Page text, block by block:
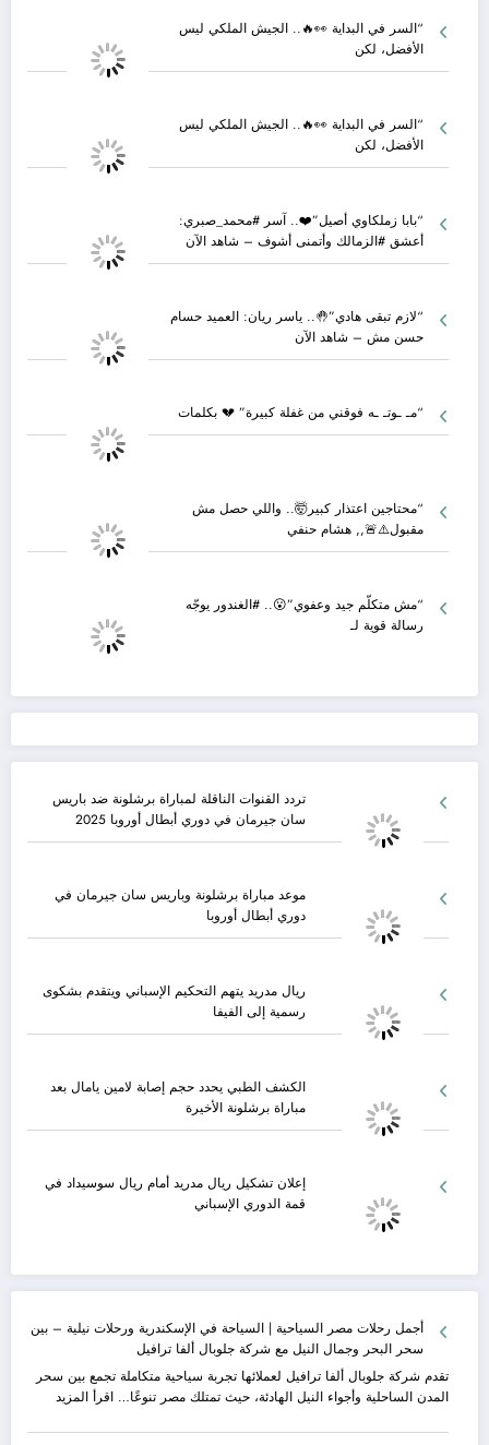
“السر في البداية 👀🔥.. الجيش الملكي ليس
الأفضل، لكن
“السر في البداية 👀🔥.. الجيش الملكي ليس
الأفضل، لكن
“بابا زملكاوي أصيل”❤️.. آسر #محمد_صبري:
أعشق #الزمالك وأتمنى أشوف – شاهد الآن
“لازم تبقى هادي”🤚.. ياسر ريان: العميد حسام
حسن مش – شاهد الآن
“مـ ـوتـ ـه فوقني من غفلة كبيرة” 💔 بكلمات
“محتاجين اعتذار كبير🤯.. واللي حصل مش
مقبول⚠️🚨,, هشام حنفي
“مش متكلّم جيد وعفوي”😮.. #الغندور يوجّه
رسالة قوية لـ
تردد القنوات الناقلة لمباراة برشلونة ضد باريس
سان جيرمان في دوري أبطال أوروبا 2025
موعد مباراة برشلونة وباريس سان جيرمان في
دوري أبطال أوروبا
ريال مدريد يتهم التحكيم الإسباني ويتقدم بشكوى
رسمية إلى الفيفا
الكشف الطبي يحدد حجم إصابة لامين يامال بعد
مباراة برشلونة الأخيرة
إعلان تشكيل ريال مدريد أمام ريال سوسيداد في
قمة الدوري الإسباني
أجمل رحلات مصر السياحية | السياحة في الإسكندرية ورحلات نيلية – بين
سحر البحر وجمال النيل مع شركة جلوبال ألفا ترافيل
تقدم شركة جلوبال ألفا ترافيل لعملائها تجربة سياحية متكاملة تجمع بين سحر
المدن الساحلية وأجواء النيل الهادئة، حيث تمتلك مصر تنوعًا… اقرأ المزيد
:
رحلات